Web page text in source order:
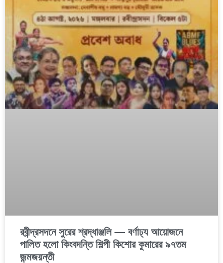
রবীন্দ্রসদনে সুরের শ্রদ্ধাঞ্জলি — বর্ণাঢ্য আয়োজনে
পালিত হলো কিংবদন্তি শিল্পী কিশোর কুমারের ৯৭তম
জন্মজয়ন্তী